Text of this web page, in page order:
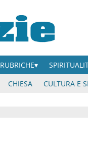
RUBRICHE
CHIESA CULTURA E